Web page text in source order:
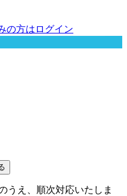
の方はログイン
うえ、順次対応いたしま